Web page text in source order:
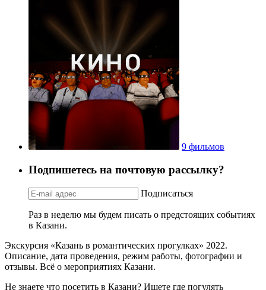
9 фильмов
Подпишетесь на почтовую рассылку?
Подписаться
Раз в неделю мы будем писать о предстоящих событиях
в Казани.
Экскурсия «Казань в романтических прогулках» 2022.
Описание, дата проведения, режим работы, фотографии и
отзывы. Всё о мероприятиях Казани.
Не знаете что посетить в Казани? Ищете где погулять